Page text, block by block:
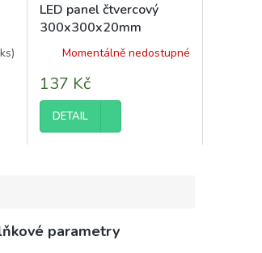
-
LED panel čtvercový
300x300x20mm
vestavný - 24W - 230V -
Momentálně nedostupné
137 Kč
DETAIL
parametry